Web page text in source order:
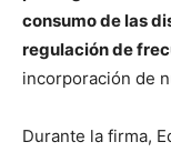
consumo de las
regulación de
incorporación de
Durante la firma,